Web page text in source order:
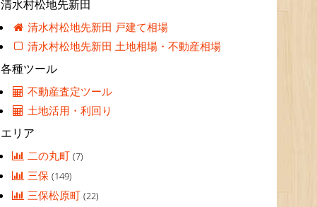
清水村松地先新田
清水村松地先新田 戸建て相場
清水村松地先新田 土地相場・不動産相場
各種ツール
不動産査定ツール
土地活用・利回り
エリア
二の丸町(7)
三保(149)
三保松原町(22)